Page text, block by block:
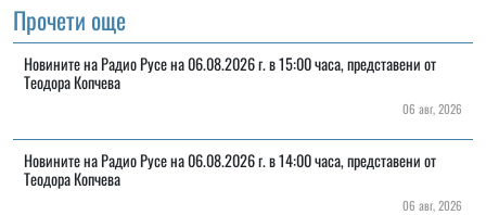
Прочети още
Новините на Радио Русе на 06.08.2026 г. в 15:00 часа, представени от
Теодора Копчева
06 авг, 2026
Новините на Радио Русе на 06.08.2026 г. в 14:00 часа, представени от
Теодора Копчева
06 авг, 2026